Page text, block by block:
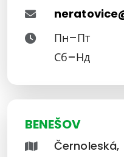
Пн–Пт
Сб–Нд
BENEŠOV
Černoleská,